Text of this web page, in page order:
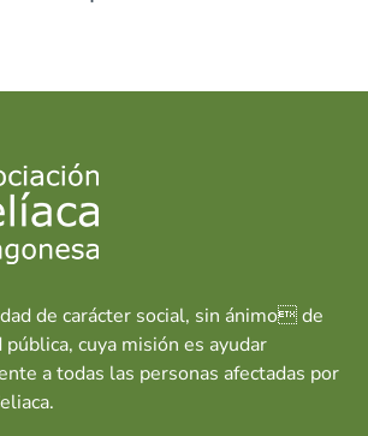
de carácter social, sin ánimo de
cuya misión es ayudar
a todas las personas afectadas por